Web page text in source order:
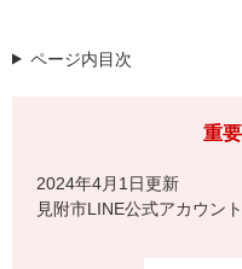
ページ内目次
重
2024年4月1日更新
見附市LINE公式アカウン